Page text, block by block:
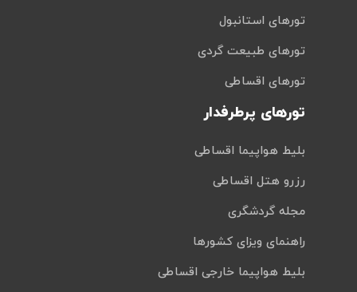
تورهای استانبول
تورهای طبیعت گردی
تورهای اقساطی
تورهای پرطرفدار
بلیط هواپیما اقساطی
رزرو هتل اقساطی
مجله گردشگری
راهنمای ویزای کشورها
بلیط هواپیما خارجی اقساطی